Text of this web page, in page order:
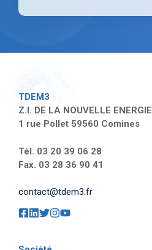
TDEM3
Z.I. DE LA NOUVELLE ENERGIE
1 rue Pollet 59560 Comines
Tél. 03 20 39 06 28
Fax. 03 28 36 90 41
contact@tdem3.fr